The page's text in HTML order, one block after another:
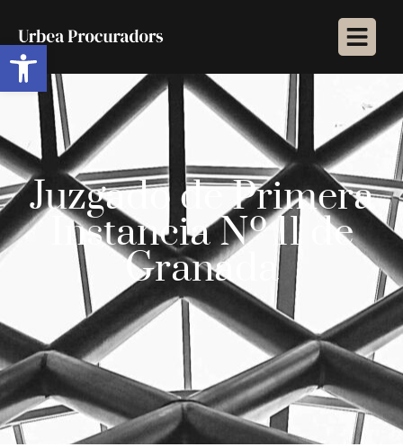
Abrir barra de herramientas
Juzgado de Primera
Instancia Nº 11 de
Granada